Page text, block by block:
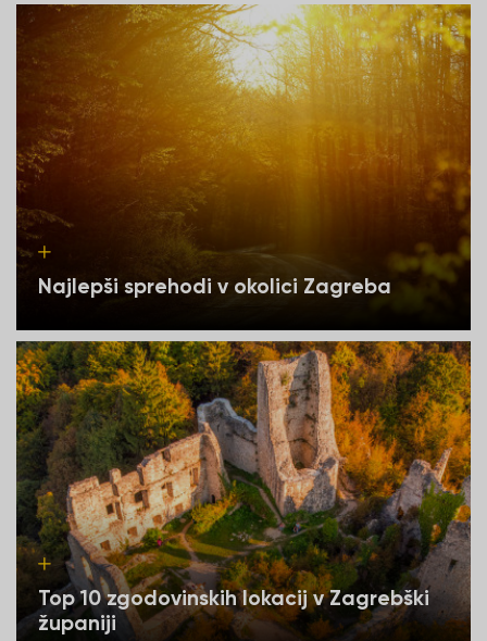
Najlepši sprehodi v okolici Zagreba
Top 10 zgodovinskih lokacij v Zagrebški
županiji